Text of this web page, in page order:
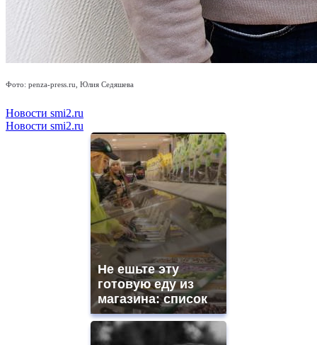
Фото: penza-press.ru, Юлия Седяшева
Новости smi2.ru
Новости smi2.ru
Не ешьте эту
готовую еду из
магазина: список